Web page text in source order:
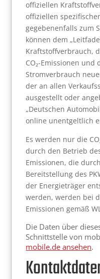
offiziellen
offiziellen
gegebenenfalls zum
können dem
Kraftstoffverbrauch,
CO₂-Emissionen und
Stromverbrauch
der an allen
ausgestellt oder
„Deutschen
online unentgeltlich
Es werden nur die
durch den Betrieb
Emissionen, die
Bereitstellung des
der Energieträger
werden, werden bei
Emissionen gemäß
Die Daten über
Schnittstelle von
mobile.de ansehen.